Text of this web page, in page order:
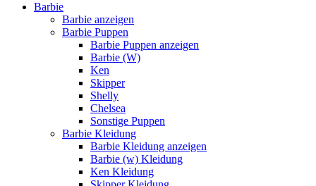
Barbie
Barbie anzeigen
Barbie Puppen
Barbie Puppen anzeigen
Barbie (W)
Ken
Skipper
Shelly
Chelsea
Sonstige Puppen
Barbie Kleidung
Barbie Kleidung anzeigen
Barbie (w) Kleidung
Ken Kleidung